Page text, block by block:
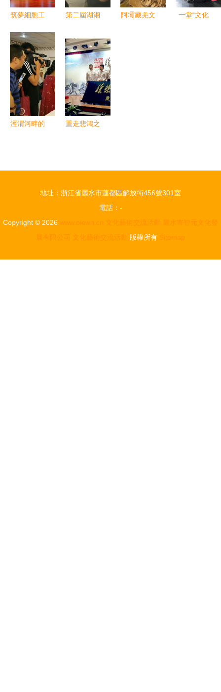
比賽圓滿落
筑夢細胞工
國情懷——
天津工業生
物所舉辦文
化藝術展演
交流活動
第二屆湖湘
流周暨城
步“一縣一
品”特產推
廣活動在長
沙開幕
阿壩藏羌文
一堂“文化
涇渭河畔的
重走悲鴻之
藝術網正式
地址：浙江省麗水市蓮都區解放街456號301室
電話：-
Copyright © 2026 www.oiewn.cn 文化藝術交流活動
麗水市智元文化發
展有限公司
文化藝術交流活動 版權所有 Sitemap